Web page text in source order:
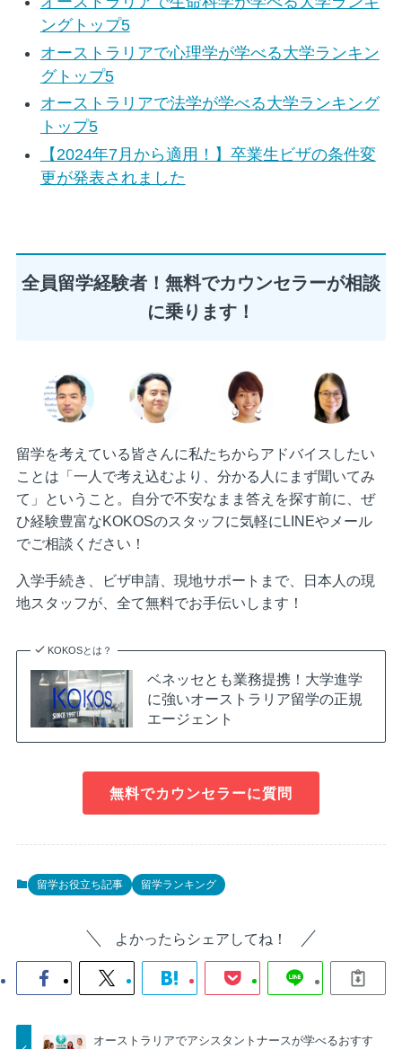
ングトップ5
オーストラリアで心理学が学べる大学ランキン
グトップ5
オーストラリアで法学が学べる大学ランキング
トップ5
【2024年7月から適用！】卒業生ビザの条件変
更が発表されました
全員留学経験者！無料でカウンセラーが相談
に乗ります！
留学を考えている皆さんに私たちからアドバイスしたい
ことは「一人で考え込むより、分かる人にまず聞いてみ
て」ということ。自分で不安なまま答えを探す前に、ぜ
ひ経験豊富なKOKOSのスタッフに気軽にLINEやメール
でご相談ください！
入学手続き、ビザ申請、現地サポートまで、日本人の現
地スタッフが、全て無料でお手伝いします！
KOKOSとは？
ベネッセとも業務提携！大学進学
に強いオーストラリア留学の正規
エージェント
無料でカウンセラーに質問
留学お役立ち記事 留学ランキング
よかったらシェアしてね！
オーストラリアでアシスタントナースが学べるおすす